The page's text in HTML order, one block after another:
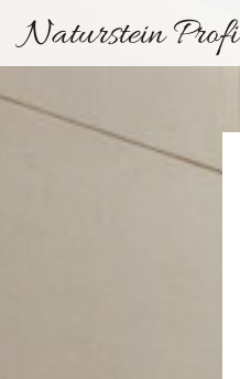
Naturstein Profi